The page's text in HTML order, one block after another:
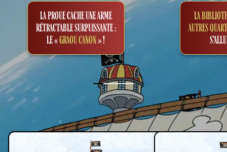
LA PROUE CACHE UNE ARME
RÉTRACTABLE SURPUISSANTE :
LE «GRAOU CANON» !
LA
AUTRES